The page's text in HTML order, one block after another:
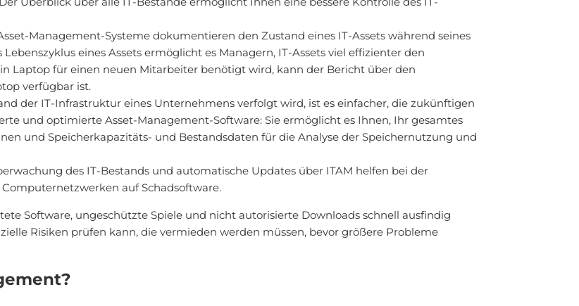
Management-Systeme dokumentieren den Zustand eines IT-Assets während seines
eines Assets ermöglicht es Managern, IT-Assets viel effizienter den
Laptop für einen neuen Mitarbeiter benötigt wird, kann der Bericht über den
verfügbar ist.
der IT-Infrastruktur eines Unternehmens verfolgt wird, ist es einfacher, die zukünftigen
und optimierte Asset-Management-Software: Sie ermöglicht es Ihnen, Ihr gesamtes
und Speicherkapazitäts- und Bestandsdaten für die Analyse der Speichernutzung und
des IT-Bestands und automatische Updates über ITAM helfen bei der
auf Schadsoftware.
Software, ungeschützte Spiele und nicht autorisierte Downloads schnell ausfindig
Risiken prüfen kann, die vermieden werden müssen, bevor größere Probleme